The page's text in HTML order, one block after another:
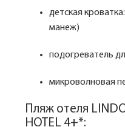
детская
манеж)
подогреватель
микроволновая
Пляж отеля
HOTEL 4+*: